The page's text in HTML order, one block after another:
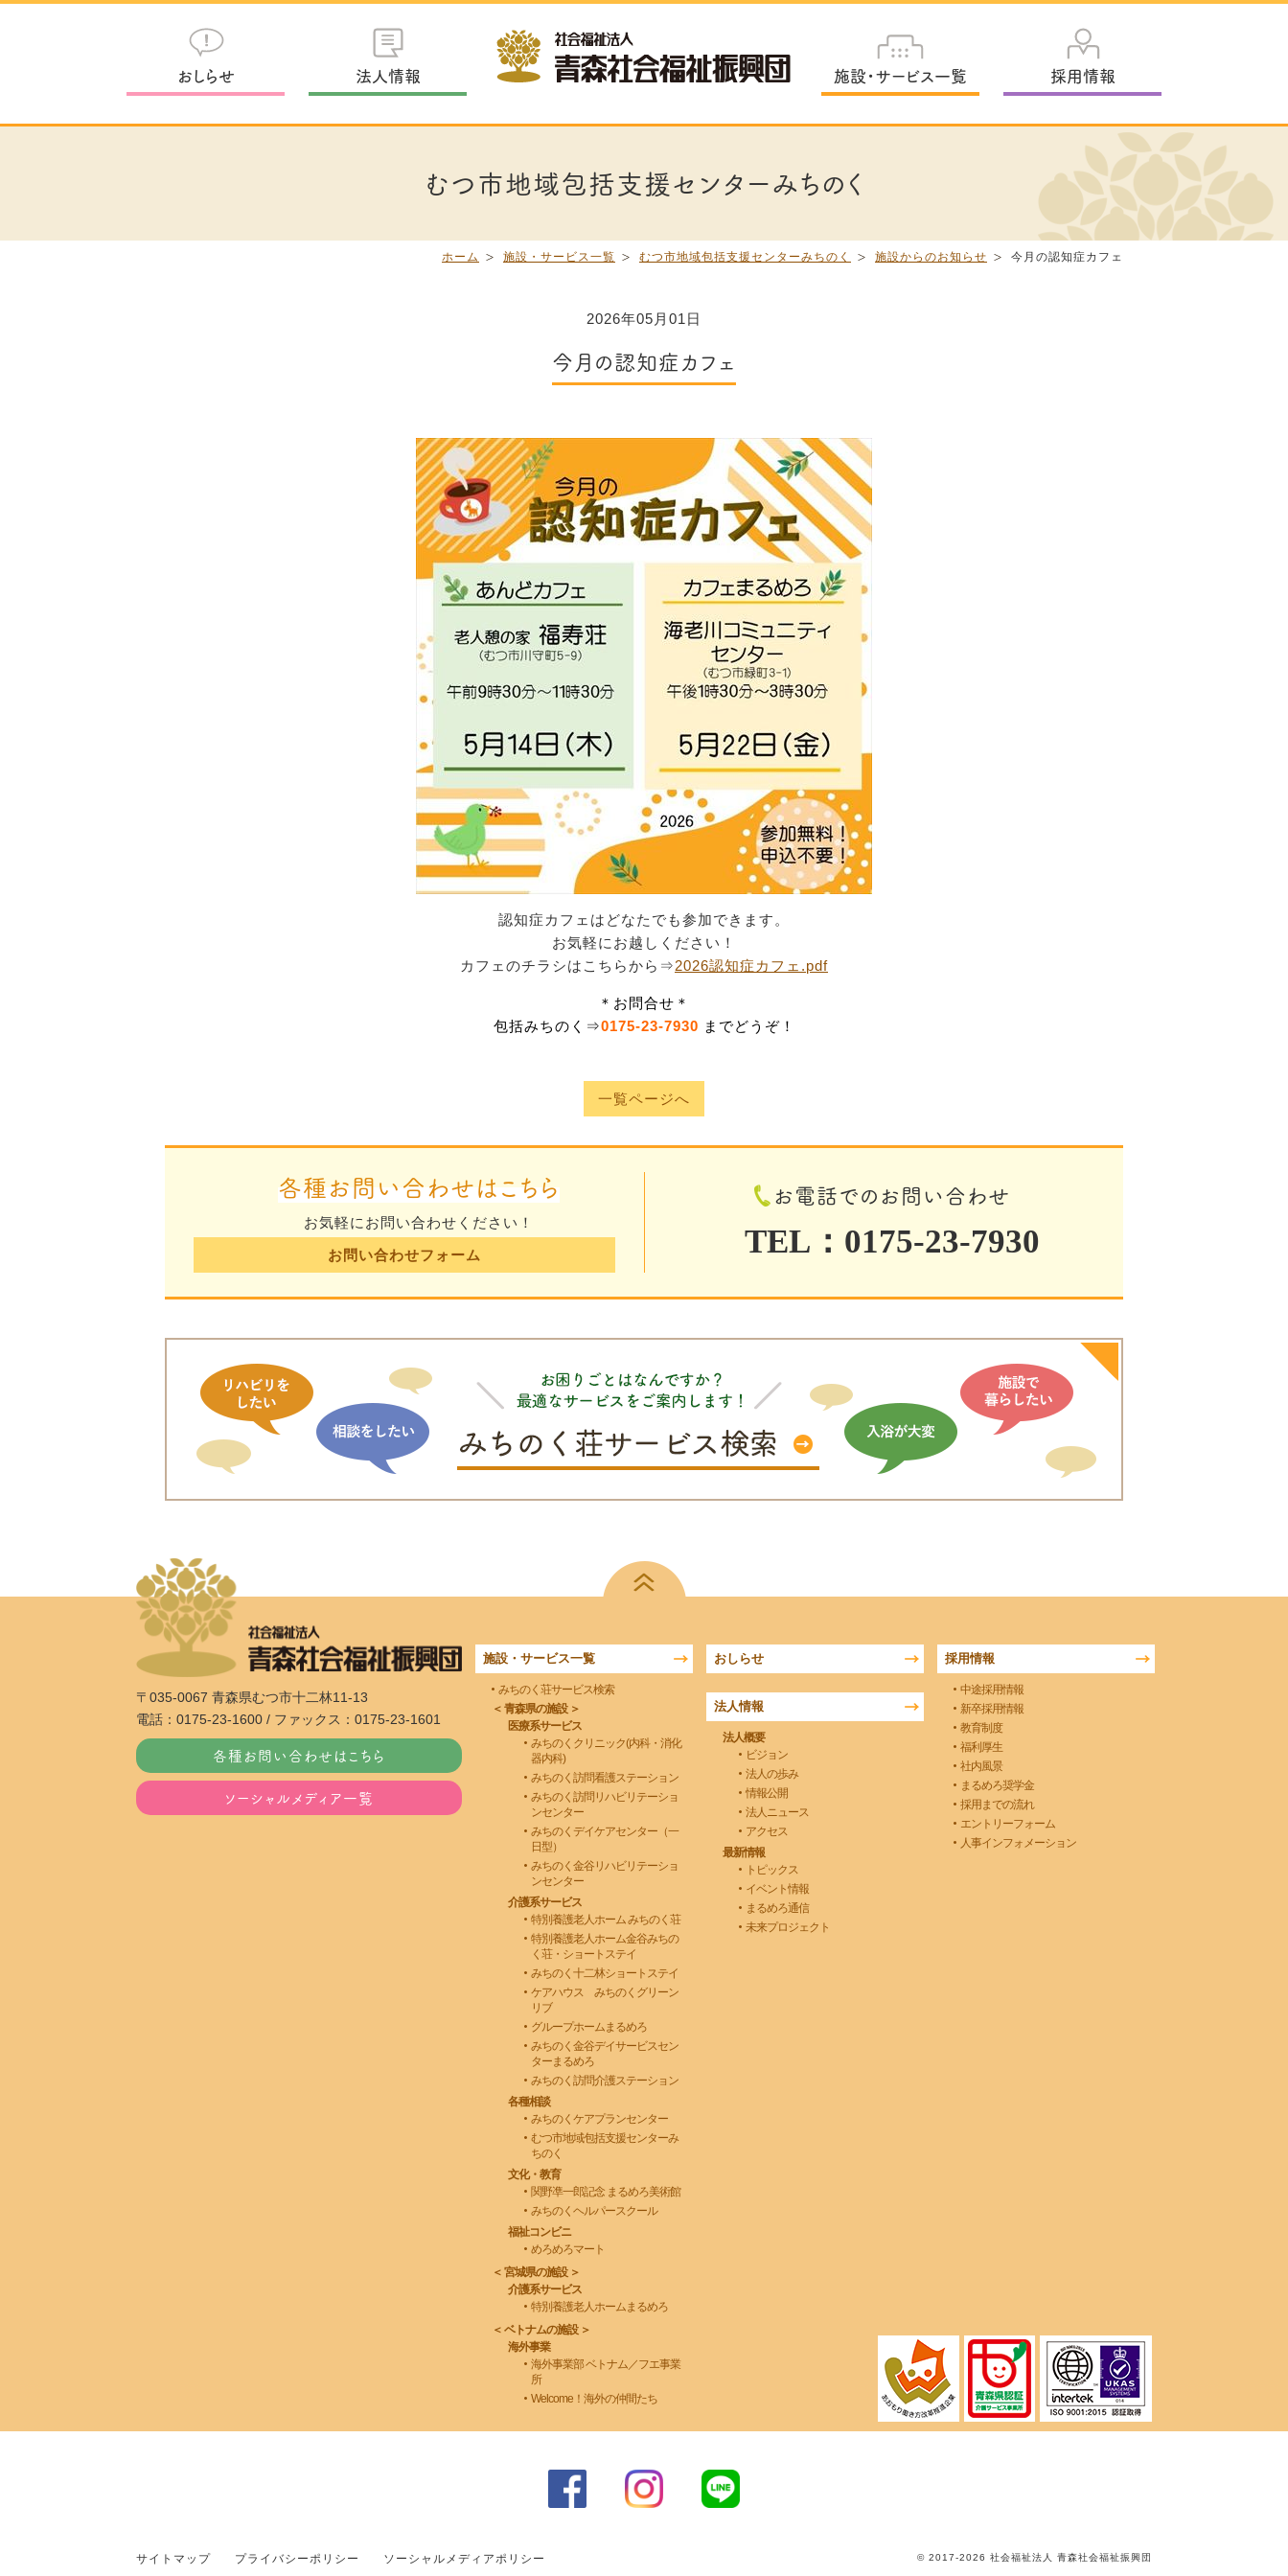
おしらせ 法人情報 施設・サービス一覧 採用情報
むつ市地域包括支援センターみちのく
ホーム 施設・サービス一覧 むつ市地域包括支援センターみちのく 施設からのお知らせ 今月の認知症カフェ
2026年05月01日
今月の認知症カフェ
認知症カフェはどなたでも参加できます。
お気軽にお越しください！
カフェのチラシはこちらから⇒2026認知症カフェ.pdf
＊お問合せ＊
包括みちのく⇒0175-23-7930 までどうぞ！
一覧ページへ
各種お問い合わせはこちら
お気軽にお問い合わせください！
お問い合わせフォーム
お電話でのお問い合わせ
TEL：0175-23-7930
〒035-0067 青森県むつ市十二林11-13
電話：0175-23-1600 / ファックス：0175-23-1601
各種お問い合わせはこちら
ソーシャルメディア一覧
施設・サービス一覧
みちのく荘サービス検索
＜ 青森県の施設 ＞
医療系サービス
みちのくクリニック(内科・消化
器内科)
みちのく訪問看護ステーション
みちのく訪問リハビリテーショ
ンセンター
みちのくデイケアセンター（一
日型）
みちのく金谷リハビリテーショ
ンセンター
介護系サービス
特別養護老人ホーム みちのく荘
特別養護老人ホーム金谷みちの
く荘・ショートステイ
みちのく十二林ショートステイ
ケアハウス みちのくグリーン
リブ
グループホームまるめろ
みちのく金谷デイサービスセン
ターまるめろ
みちのく訪問介護ステーション
各種相談
みちのくケアプランセンター
むつ市地域包括支援センターみ
ちのく
文化・教育
関野凖一郎記念 まるめろ美術館
みちのくヘルパースクール
福祉コンビニ
めろめろマート
＜ 宮城県の施設 ＞
介護系サービス
特別養護老人ホームまるめろ
＜ ベトナムの施設 ＞
海外事業
海外事業部 ベトナム／フエ事業
所
Welcome！海外の仲間たち
おしらせ
法人情報
法人概要
ビジョン
法人の歩み
情報公開
法人ニュース
アクセス
最新情報
トピックス
イベント情報
まるめろ通信
未来プロジェクト
採用情報
中途採用情報
新卒採用情報
教育制度
福利厚生
社内風景
まるめろ奨学金
採用までの流れ
エントリーフォーム
人事インフォメーション
サイトマップ プライバシーポリシー ソーシャルメディアポリシー © 2017-2026 社会福祉法人 青森社会福祉振興団